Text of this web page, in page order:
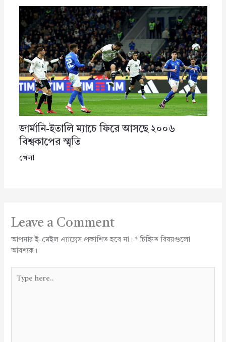
জার্মানি-ইতালি ম্যাচে ফিরে আসছে ২০০৬
বিশ্বকাপের স্মৃতি
খেলা
Leave a Comment
আপনার ই-মেইল এ্যাড্রেস প্রকাশিত হবে না। *চিহ্নিত বিষয়গুলো
আবশ্যক।
here..